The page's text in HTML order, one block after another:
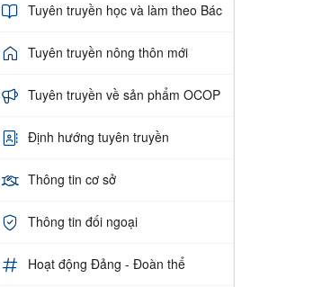
Tuyên truyền học và làm theo Bác
Tuyên truyền nông thôn mới
Tuyên truyền về sản phẩm OCOP
Định hướng tuyên truyền
Thông tin cơ sở
Thông tin đối ngoại
Hoạt động Đảng - Đoàn thể